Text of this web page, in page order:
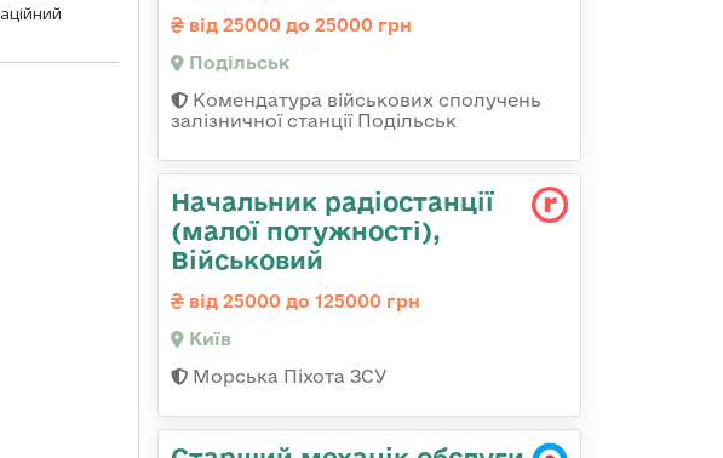
від 25000 до 25000 грн
Подільськ
Комендатура військових сполучень
залізничної станції Подільськ
Начальник радіостанції
(малої потужності),
Військовий
від 25000 до 125000 грн
Київ
Морська Піхота ЗСУ